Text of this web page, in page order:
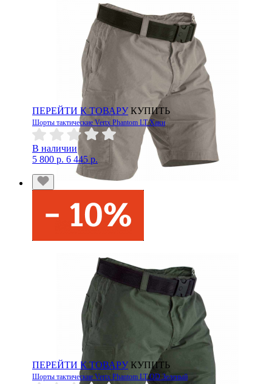
ПЕРЕЙТИ К ТОВАРУ КУПИТЬ
Шорты тактические Vertx Phantom LT Хаки
В наличии
5 800 р. 6 445 р.
ПЕРЕЙТИ К ТОВАРУ КУПИТЬ
Шорты тактические Vertx Phantom LT OD Зеленый